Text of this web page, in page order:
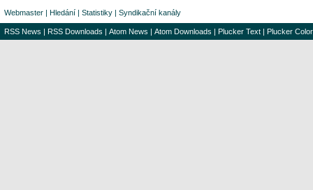
Webmaster | Hledání | Statistiky | Syndikační kanály
RSS News | RSS Downloads | Atom News | Atom Downloads | Plucker Text | Plucker Color